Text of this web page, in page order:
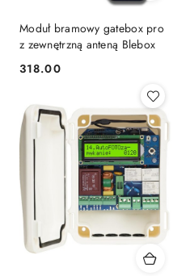
Moduł bramowy gatebox pro
z zewnętrzną anteną Blebox
Cena:
318.00